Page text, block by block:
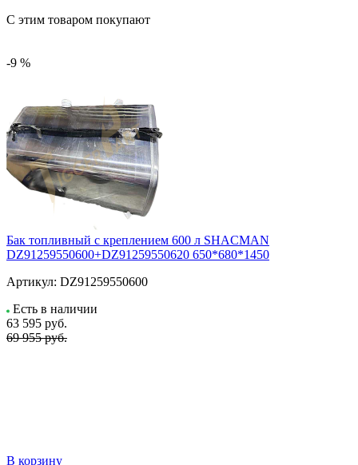
С этим товаром покупают
-9 %
Бак топливный с креплением 600 л SHACMAN
DZ91259550600+DZ91259550620 650*680*1450
Артикул: DZ91259550600
Есть в наличии
63 595 руб.
69 955 руб.
В корзину